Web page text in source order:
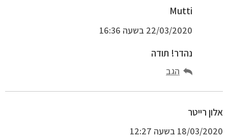
Mutti
22/03/2020 בשעה 16:36
נהדר! תודה
הגב
אלון רייטר
18/03/2020 בשעה 12:27